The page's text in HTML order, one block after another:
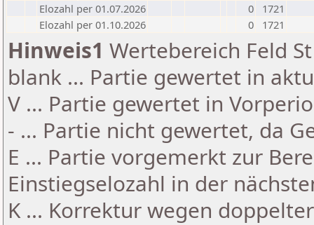
Elozahl per 01.07.2026
0
1721
Elozahl per 01.10.2026
0 1721
Hinweis1 Wertebereich Feld
blank ... Partie gewertet in
V ... Partie gewertet in
- ... Partie nicht gewertet, da
E ... Partie vorgemerkt zur
Einstiegselozahl in der
K ... Korrektur wegen